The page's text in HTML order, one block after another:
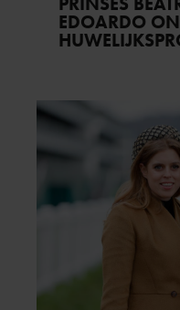
EDOARDO